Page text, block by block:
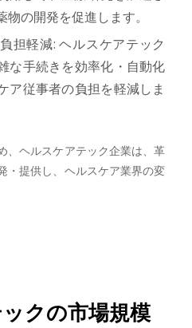
の開発を促進します。
担軽減: ヘルスケアテック
な手続きを効率化・自動化
ア従事者の負担を軽減しま
、ヘルスケアテック企業は、革
・提供し、ヘルスケア業界の変
クの市場規模